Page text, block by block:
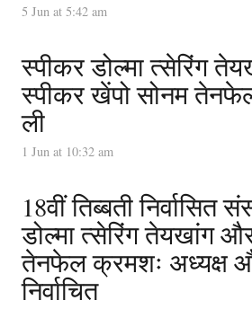
5 Jun at 5:42 am
स्पीकर डोल्मा त्सेरिंग
स्पीकर खेंपो सोनम
ली
1 Jun at 10:32 am
18वीं तिब्बती निर्वासित
डोल्मा त्सेरिंग तेयखांग
तेनफेल क्रमशः अध्यक्ष
निर्वाचित